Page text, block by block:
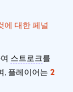
에 대한 페널
스트로크를
, 플레이어는 2